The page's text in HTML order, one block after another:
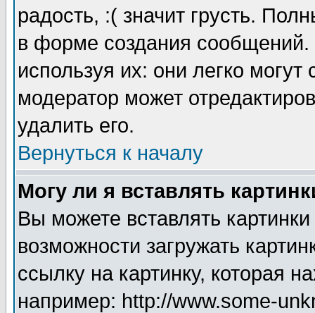
радость, :( значит грусть.
в форме создания сообщений.
используя их: они легко
модератор может
удалить его.
Вернуться к началу
Могу ли я вставлять
Вы можете вставлять
возможности загружать
ссылку на картинку, которая
например: http://www.some-